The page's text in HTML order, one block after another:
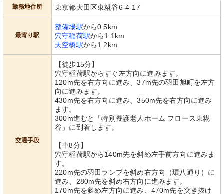
勤務地住所 東京都大田区東糀谷6-4-17
最寄り駅
整備場駅から0.5km
穴守稲荷駅から1.1km
天空橋駅から1.2km
交通手段
【徒歩15分】
穴守稲荷駅からすぐ左方向に進みます。
120m先を右方向に進み、37m先の羽田旭町を左方
向に進みます。
430m先を右方向に進み、350m先を右方向に進み
ます。
300m進むと「特別養護老人ホーム フロース東糀
谷」に到着します。
【車8分】
穴守稲荷駅から140m先を斜め左手前方向に進みま
す。
220m先の羽田ランプを斜め右方向（環八通り）に
進み、280m先を斜め右方向に進みます。
170m先を斜め左方向に進み、470m先を突き抜け